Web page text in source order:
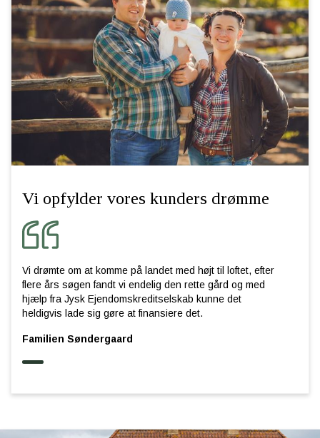
Vi opfylder vores kunders drømme
Vi drømte om at komme på landet med højt til loftet, efter
flere års søgen fandt vi endelig den rette gård og med
hjælp fra Jysk Ejendomskreditselskab kunne det
heldigvis lade sig gøre at finansiere det.
Familien Søndergaard